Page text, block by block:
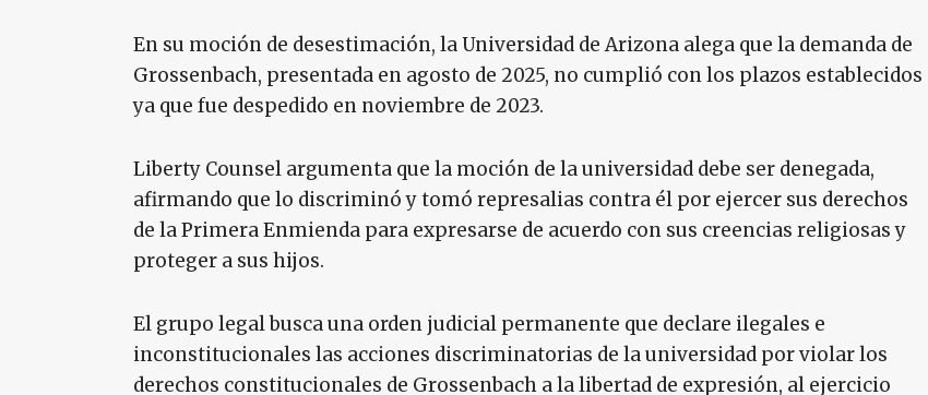
En su moción de desestimación, la Universidad de Arizona alega que la demanda de
Grossenbach, presentada en agosto de 2025, no cumplió con los plazos establecidos
ya que fue despedido en noviembre de 2023.
Liberty Counsel argumenta que la moción de la universidad debe ser denegada,
afirmando que lo discriminó y tomó represalias contra él por ejercer sus derechos
de la Primera Enmienda para expresarse de acuerdo con sus creencias religiosas y
proteger a sus hijos.
El grupo legal busca una orden judicial permanente que declare ilegales e
inconstitucionales las acciones discriminatorias de la universidad por violar los
derechos constitucionales de Grossenbach a la libertad de expresión, al ejercicio